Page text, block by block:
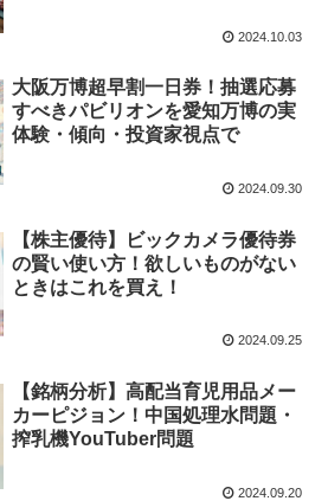
2024.10.03
大阪万博超早割一日券！抽選応募
すべきパビリオンを愛知万博の実
体験・傾向・投資家視点で
2024.09.30
【株主優待】ビックカメラ優待券
の賢い使い方！欲しいものがない
ときはこれを買え！
2024.09.25
【銘柄分析】高配当育児用品メー
カーピジョン！中国処理水問題・
搾乳機YouTuber問題
2024.09.20